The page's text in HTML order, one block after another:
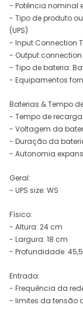
- Potência nominal
- Tipo de produto
(UPS)
- Input Connection
- Output connection
- Tipo de bateria:
- Equipamentos
Baterias & Tempo
- Tempo de
- Voltagem da
- Duração da
- Autonomia
Geral:
- UPS size: WS
Físico:
- Altura: 24 cm
- Largura: 18 cm
- Profundidade:
Entrada:
- Frequência da
- limites da tensão